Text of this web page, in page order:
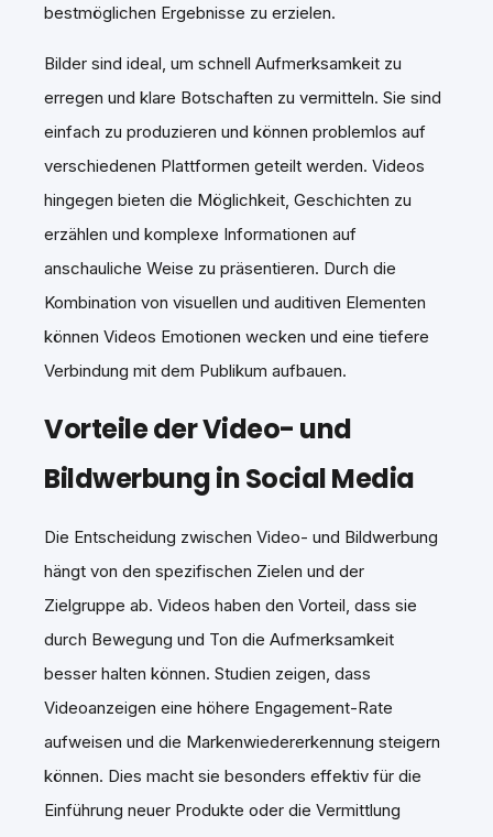
bestmöglichen Ergebnisse zu erzielen.
Bilder sind ideal, um schnell Aufmerksamkeit zu
erregen und klare Botschaften zu vermitteln. Sie sind
einfach zu produzieren und können problemlos auf
verschiedenen Plattformen geteilt werden. Videos
hingegen bieten die Möglichkeit, Geschichten zu
erzählen und komplexe Informationen auf
anschauliche Weise zu präsentieren. Durch die
Kombination von visuellen und auditiven Elementen
können Videos Emotionen wecken und eine tiefere
Verbindung mit dem Publikum aufbauen.
Vorteile der Video- und
Bildwerbung in Social Media
Die Entscheidung zwischen Video- und Bildwerbung
hängt von den spezifischen Zielen und der
Zielgruppe ab. Videos haben den Vorteil, dass sie
durch Bewegung und Ton die Aufmerksamkeit
besser halten können. Studien zeigen, dass
Videoanzeigen eine höhere Engagement-Rate
aufweisen und die Markenwiedererkennung steigern
können. Dies macht sie besonders effektiv für die
Einführung neuer Produkte oder die Vermittlung